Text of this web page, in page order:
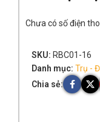
Chưa có số điện
SKU: RBC01-16
Danh mục: Trụ -
Chia sẻ: